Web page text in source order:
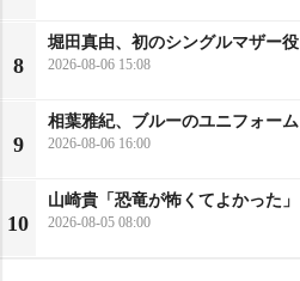
8
堀田真由、初のシングルマザー役
2026-08-06 15:08
9
相葉雅紀、ブルーのユニフォーム
2026-08-06 16:00
10
山崎貴「恐竜が怖くてよかった」
2026-08-05 08:00